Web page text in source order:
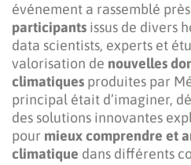
événement a rassemblé
participants issus de divers
data scientists, experts et
valorisation de nouvelles
climatiques produites par
principal était d’imaginer,
des solutions innovantes
pour mieux comprendre et
climatique dans différents